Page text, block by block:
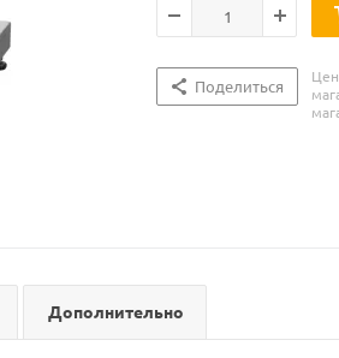
Поделиться
Дополнительно